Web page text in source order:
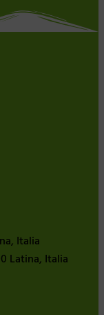
Italia
Latina, Italia